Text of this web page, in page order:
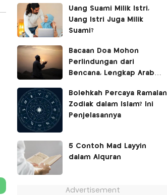
Uang Suami Milik Istri,
Uang Istri Juga Milik
Suami?
Bacaan Doa Mohon
Perlindungan dari
Bencana, Lengkap Arab
Bolehkah Percaya Ramalan
Zodiak dalam Islam? Ini
Penjelasannya
5 Contoh Mad Layyin
dalam Alquran
Advertisement